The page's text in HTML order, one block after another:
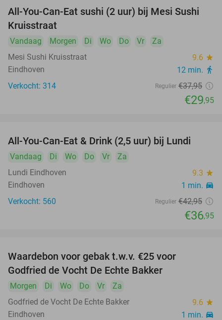
food
21%
All-You-Can-Eat sushi (2 uur) bij Mesi Sushi
Kruisstraat
Vandaag Morgen Di Wo Do Vr
Za
Mesi Sushi Kruisstraat
9.6 star
Eindhoven 12 min. directions_walk
Verkocht: 314 Regulier €37,95
€29,95
All-You-Can-Eat & Drink (2,5 uur) bij Lundi
Vandaag Di Wo Do Vr
Za
Lundi Eindhoven
9.3 star
Eindhoven 1 min. directions_car
Verkocht: 560 Regulier €42,95
€36,95
Waardebon voor gebak t.w.v. €25 voor
Godfried de Vocht De Echte Bakker
Morgen Di Wo Do Vr
Za
Godfried de Vocht De Echte Bakker
9.6 star
Eindhoven 1 min. directions_car